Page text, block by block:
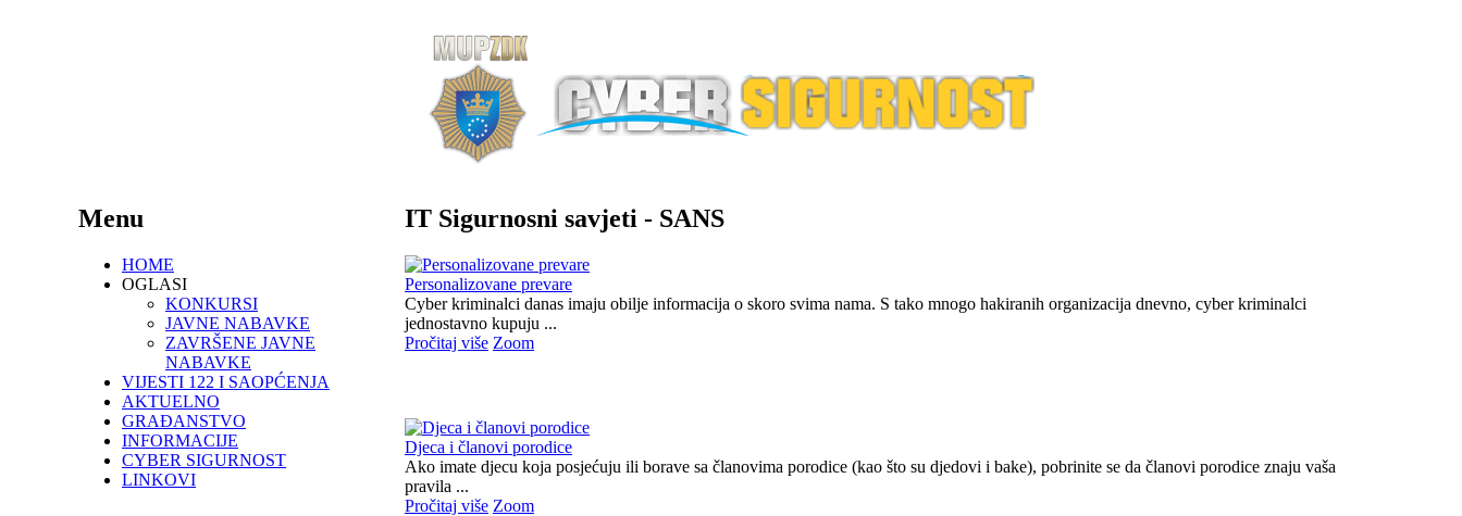
IT Sigurnosni savjeti - SANS
Personalizovane prevare
Cyber kriminalci danas imaju obilje informacija o skoro svima nama. S tako mnogo hakiranih organizacija dnevno, cyber kriminalci
jednostavno kupuju ...
Pročitaj više Zoom
Djeca i članovi porodice
Ako imate djecu koja posjećuju ili borave sa članovima porodice (kao što su djedovi i bake), pobrinite se da članovi porodice znaju vaša
pravila ...
Pročitaj više Zoom
Menu
HOME
OGLASI
KONKURSI
JAVNE NABAVKE
ZAVRŠENE JAVNE
NABAVKE
VIJESTI 122 I SAOPĆENJA
AKTUELNO
GRAĐANSTVO
INFORMACIJE
CYBER SIGURNOST
LINKOVI